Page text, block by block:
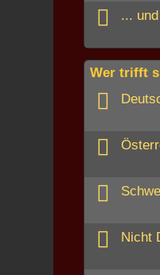
...
Wer trifft
Nicht